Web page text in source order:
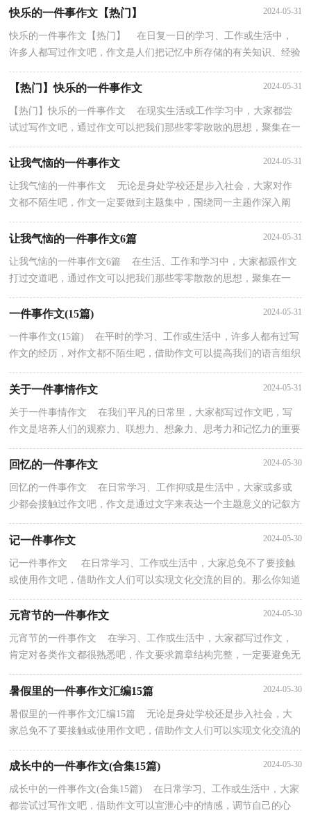
快乐的一件事作文【热门】 2024-05-31
快乐的一件事作文【热门】 在日复一日的学习、工作或生活中，
许多人都写过作文吧，作文是人们把记忆中所存储的有关知识、经验
【热门】快乐的一件事作文 2024-05-31
【热门】快乐的一件事作文 在现实生活或工作学习中，大家都尝
试过写作文吧，通过作文可以把我们那些零零散散的思想，聚集在一
块。那么一般作文是怎么写的呢？以下是小编帮大家整...
让我气恼的一件事作文 2024-05-31
让我气恼的一件事作文 无论是身处学校还是步入社会，大家对作
文都不陌生吧，作文一定要做到主题集中，围绕同一主题作深入阐
述，切忌东拉西扯，主题涣散甚至无主题。你知道作文怎样...
让我气恼的一件事作文6篇 2024-05-31
让我气恼的一件事作文6篇 在生活、工作和学习中，大家都跟作文
打过交道吧，通过作文可以把我们那些零零散散的思想，聚集在一
一件事作文(15篇) 2024-05-31
一件事作文(15篇) 在平时的学习、工作或生活中，许多人都有过写
作文的经历，对作文都不陌生吧，借助作文可以提高我们的语言组织
能力。作文的注意事项有许多，你确定会写吗？以下是...
关于一件事情作文 2024-05-31
关于一件事情作文 在我们平凡的日常里，大家都写过作文吧，写
作文是培养人们的观察力、联想力、想象力、思考力和记忆力的重要
回忆的一件事作文 2024-05-30
回忆的一件事作文 在日常学习、工作抑或是生活中，大家或多或
少都会接触过作文吧，作文是通过文字来表达一个主题意义的记叙方
法。那么你有了解过作文吗？以下是小编收集整理的...
记一件事作文 2024-05-30
记一件事作文 在日常学习、工作或生活中，大家总免不了要接触
或使用作文吧，借助作文人们可以实现文化交流的目的。那么你知道
元宵节的一件事作文 2024-05-30
元宵节的一件事作文 在学习、工作或生活中，大家都写过作文，
肯定对各类作文都很熟悉吧，作文要求篇章结构完整，一定要避免无
结尾作文的出现。你知道作文怎样才能写的好吗？以下是...
暑假里的一件事作文汇编15篇 2024-05-30
暑假里的一件事作文汇编15篇 无论是身处学校还是步入社会，大
家总免不了要接触或使用作文吧，借助作文人们可以实现文化交流的
成长中的一件事作文(合集15篇) 2024-05-30
成长中的一件事作文(合集15篇) 在日常学习、工作或生活中，大家
都尝试过写作文吧，借助作文可以宣泄心中的情感，调节自己的心